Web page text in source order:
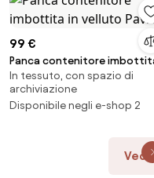
99 €
Panca contenitore
velluto Pavlina
In tessuto, con spazio di
archiviazione
Disponibile negli e-shop 2